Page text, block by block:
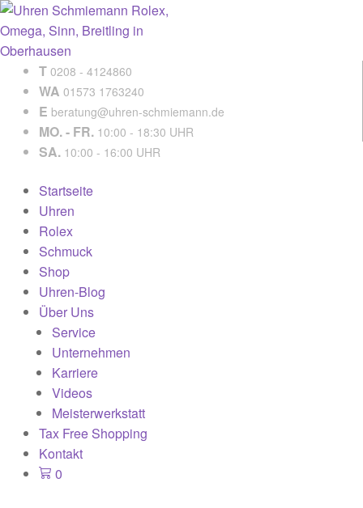
T 0208 - 4124860
WA 01573 1763240
E beratung@uhren-schmiemann.de
MO. - FR. 10:00 - 18:30 UHR
SA. 10:00 - 16:00 UHR
Startseite
Uhren
Rolex
Schmuck
Shop
Uhren-Blog
Über Uns
Service
Unternehmen
Karriere
Videos
Meisterwerkstatt
Tax Free Shopping
Kontakt
0